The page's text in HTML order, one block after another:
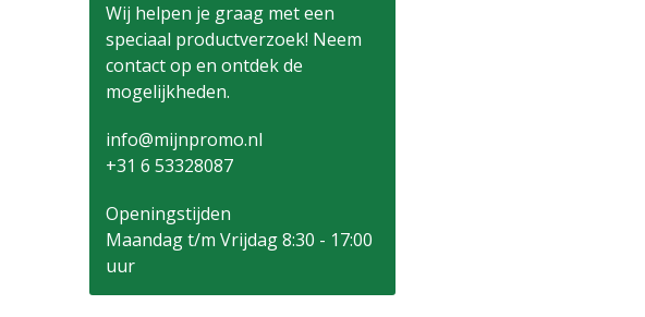
Wij helpen je graag met een
speciaal productverzoek! Neem
contact op en ontdek de
mogelijkheden.
info@mijnpromo.nl
+31 6 53328087
Openingstijden
Maandag t/m Vrijdag 8:30 - 17:00
uur